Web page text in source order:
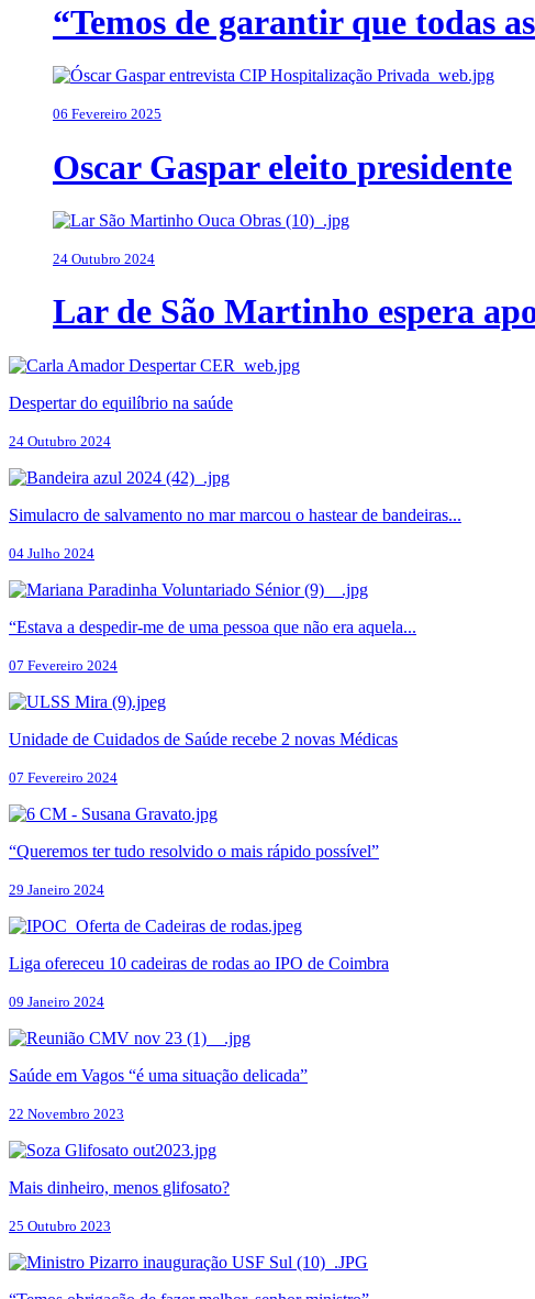
“Temos de garantir que todas
06 Fevereiro 2025
Oscar Gaspar eleito presidente
24 Outubro 2024
Lar de São Martinho espera
Despertar do equilíbrio na saúde
24 Outubro 2024
Simulacro de salvamento no mar marcou o hastear de bandeiras...
04 Julho 2024
“Estava a despedir-me de uma pessoa que não era aquela...
07 Fevereiro 2024
Unidade de Cuidados de Saúde recebe 2 novas Médicas
07 Fevereiro 2024
“Queremos ter tudo resolvido o mais rápido possível”
29 Janeiro 2024
Liga ofereceu 10 cadeiras de rodas ao IPO de Coimbra
09 Janeiro 2024
Saúde em Vagos “é uma situação delicada”
22 Novembro 2023
Mais dinheiro, menos glifosato?
25 Outubro 2023